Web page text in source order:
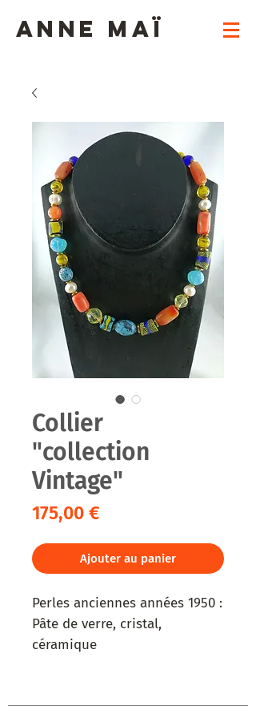
ANNE MAï
Collier
"collection
Vintage"
175,00 €
Ajouter au panier
Perles anciennes années 1950 :
Pâte de verre, cristal,
céramique
Corail